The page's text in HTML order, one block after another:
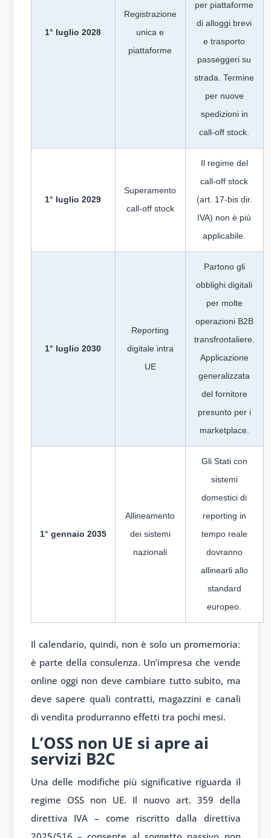
1° luglio 2028
Registrazione
unica e
piattaforme
per piattaforme
di alloggi brevi
e trasporto
passeggeri su
strada. Termine
per nuove
spedizioni in
call-off stock.
1° luglio 2029
Superamento
call-off stock
Il regime del
call-off stock
(art. 17-bis dir.
IVA) non è più
applicabile.
1° luglio 2030
Reporting
digitale intra
UE
Partono gli
obblighi digitali
per molte
operazioni B2B
transfrontaliere.
Applicazione
generalizzata
del fornitore
presunto per i
marketplace.
1° gennaio 2035
Allineamento
dei sistemi
nazionali
Gli Stati con
sistemi
domestici di
reporting in
tempo reale
dovranno
allinearli allo
standard
europeo.
Il calendario, quindi, non è solo un promemoria:
è parte della consulenza. Un’impresa che vende
online oggi non deve cambiare tutto subito, ma
deve sapere quali contratti, magazzini e canali
di vendita produrranno effetti tra pochi mesi.
L’OSS non UE si apre ai
servizi B2C
Una delle modifiche più significative riguarda il
regime OSS non UE. Il nuovo art. 359 della
direttiva IVA – come riscritto dalla direttiva